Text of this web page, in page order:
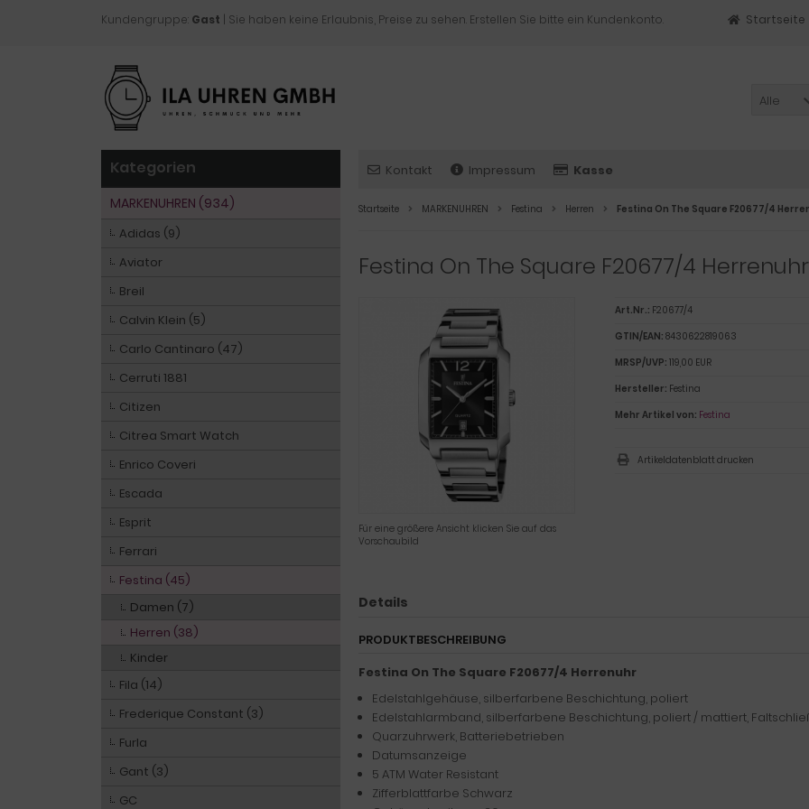
Kundengruppe: Gast | Sie haben keine Erlaubnis, Preise zu sehen. Erstellen Sie bitte ein Kundenkonto. Startseite
Alle
Kontakt Impressum Kasse
Startseite MARKENUHREN Festina Herren Festina On The Square F20677/4
Festina On The Square F20677/4 Herrenuhr
Für eine größere Ansicht klicken Sie auf das
Vorschaubild
Art.Nr.: F20677/4
GTIN/EAN: 8430622819063
MRSP/UVP: 119,00 EUR
Hersteller: Festina
Mehr Artikel von: Festina
Artikeldatenblatt drucken
Details
PRODUKTBESCHREIBUNG
Festina On The Square F20677/4 Herrenuhr
Edelstahlgehäuse, silberfarbene Beschichtung, poliert
Edelstahlarmband, silberfarbene Beschichtung, poliert / mattiert,
Quarzuhrwerk, Batteriebetrieben
Datumsanzeige
5 ATM Water Resistant
Zifferblattfarbe Schwarz
Kategorien
MARKENUHREN (934)
Adidas (9)
Aviator
Breil
Calvin Klein (5)
Carlo Cantinaro (47)
Cerruti 1881
Citizen
Citrea Smart Watch
Enrico Coveri
Escada
Esprit
Ferrari
Festina (45)
Damen (7)
Herren (38)
Kinder
Fila (14)
Frederique Constant (3)
Furla
Gant (3)
GC